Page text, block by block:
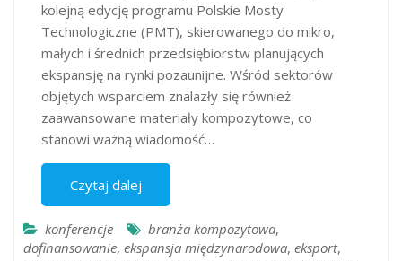
kolejną edycję programu Polskie Mosty
Technologiczne (PMT), skierowanego do mikro,
małych i średnich przedsiębiorstw planujących
ekspansję na rynki pozaunijne. Wśród sektorów
objętych wsparciem znalazły się również
zaawansowane materiały kompozytowe, co
stanowi ważną wiadomość…
Czytaj dalej
konferencje branża kompozytowa,
dofinansowanie, ekspansja międzynarodowa, eksport,